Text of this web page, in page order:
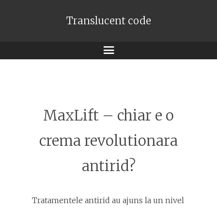
Translucent code
Meniu
MaxLift – chiar e o
crema revolutionara
antirid?
Tratamentele antirid au ajuns la un nivel